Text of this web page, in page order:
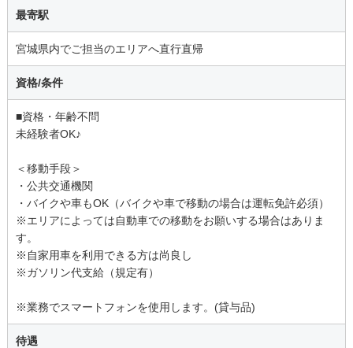
最寄駅
宮城県内でご担当のエリアへ直行直帰
資格/条件
■資格・年齢不問
未経験者OK♪
＜移動手段＞
・公共交通機関
・バイクや車もOK（バイクや車で移動の場合は運転免許必須）
※エリアによっては自動車での移動をお願いする場合はありま
す。
※自家用車を利用できる方は尚良し
※ガソリン代支給（規定有）
※業務でスマートフォンを使用します。(貸与品)
待遇